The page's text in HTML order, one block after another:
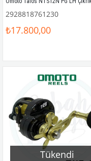
2928818761230
₺17.800,00
Tükendi